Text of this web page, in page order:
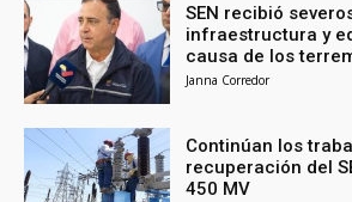
SEN recibió
infraestructura y
causa de los
Janna Corredor
Continúan los
recuperación del
450 MV